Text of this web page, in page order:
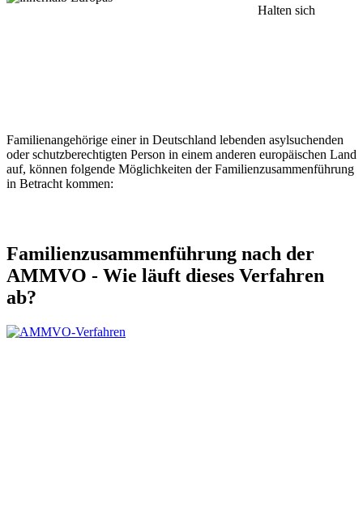
Halten sich
Familienangehörige einer in Deutschland lebenden asylsuchenden
oder schutzberechtigten Person in einem anderen europäischen Land
auf, können folgende Möglichkeiten der Familienzusammenführung
in Betracht kommen:
Familienzusammenführung nach der
AMMVO - Wie läuft dieses Verfahren
ab?